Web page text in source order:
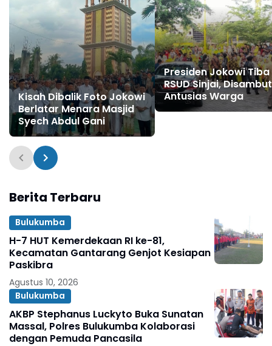
Kisah Dibalik Foto Jokowi
Berlatar Menara Masjid
Syech Abdul Gani
Presiden Jokowi Tiba
RSUD Sinjai, Disambut
Antusias Warga
Berita Terbaru
Bulukumba
H-7 HUT Kemerdekaan RI ke-81,
Kecamatan Gantarang Genjot Kesiapan
Paskibra
Agustus 10, 2026
Bulukumba
AKBP Stephanus Luckyto Buka Sunatan
Massal, Polres Bulukumba Kolaborasi
dengan Pemuda Pancasila